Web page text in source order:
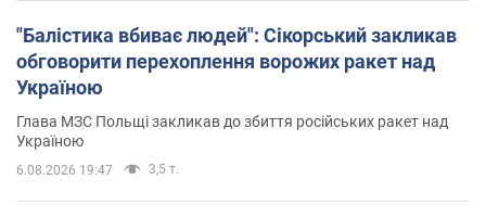
"Балістика вбиває людей": Сікорський закликав
обговорити перехоплення ворожих ракет над
Україною
Глава МЗС Польщі закликав до збиття російських ракет над
Україною
6.08.2026 19:47 3,5 т.